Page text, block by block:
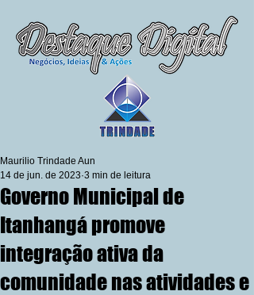
Governo Municipal de
Itanhangá promove
integração ativa da
comunidade nas atividades e
Maurilio Trindade Aun
14 de jun. de 2023 3 min de leitura